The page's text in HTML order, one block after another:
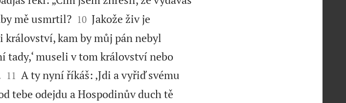
mě usmrtil?
10 Jakože živ je
kam by můj pán nebyl
tady,‘ museli v tom království nebo

11 A ty nyní říkáš: ‚Jdi a vyřiď svému
tebe odejdu a Hospodinův duch tě